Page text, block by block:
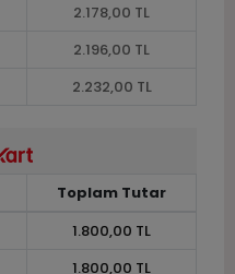
2.178,00 TL
2.196,00 TL
2.232,00 TL
Toplam Tutar
1.800,00 TL
1.800,00 TL